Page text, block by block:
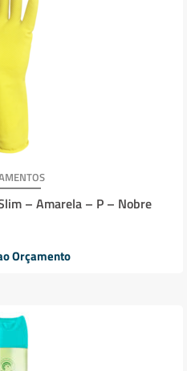
– Amarela – P – Nobre
Orçamento